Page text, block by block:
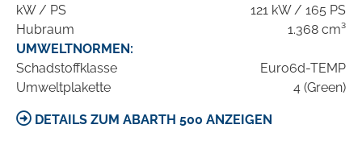
kW / PS
121 kW / 165 PS
Hubraum
1.368 cm³
UMWELTNORMEN:
Schadstoffklasse
Euro6d-TEMP
Umweltplakette
4 (Green)
DETAILS ZUM ABARTH 500 ANZEIGEN